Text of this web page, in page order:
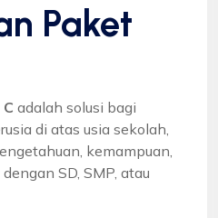
Paket
adalah solusi bagi
di atas usia sekolah,
kemampuan,
SD, SMP, atau